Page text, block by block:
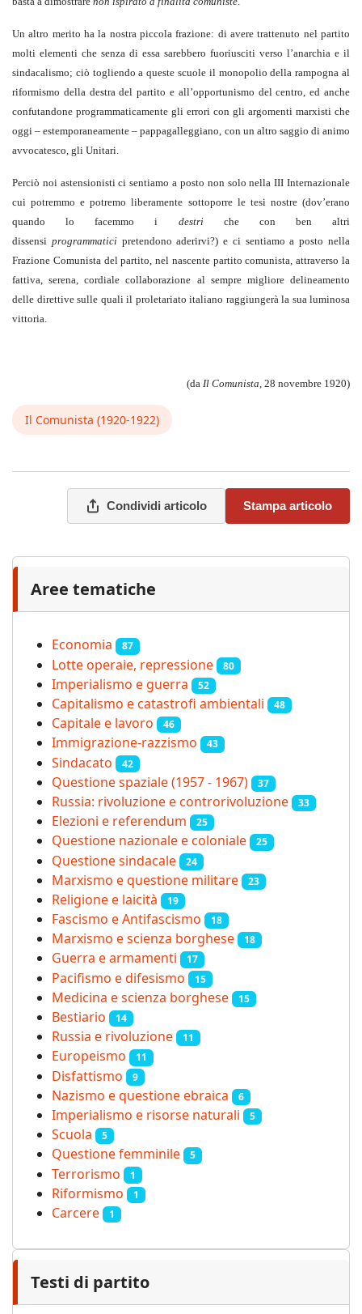
Un altro merito ha la nostra piccola frazione: di avere trattenuto nel partito
molti elementi che senza di essa sarebbero fuoriusciti verso l’anarchia e il
sindacalismo; ciò togliendo a queste scuole il monopolio della rampogna al
riformismo della destra del partito e all’opportunismo del centro, ed anche
confutandone programmaticamente gli errori con gli argomenti marxisti che
oggi – estemporaneamente – pappagalleggiano, con un altro saggio di animo
avvocatesco, gli Unitari.
Perciò noi astensionisti ci sentiamo a posto non solo nella III Internazionale
cui potremmo e potremo liberamente sottoporre le tesi nostre (dov’erano
quando lo facemmo i destri che con ben altri
dissensi programmatici pretendono aderirvi?) e ci sentiamo a posto nella
Frazione Comunista del partito, nel nascente partito comunista, attraverso la
fattiva, serena, cordiale collaborazione al sempre migliore delineamento
delle direttive sulle quali il proletariato italiano raggiungerà la sua luminosa
vittoria.
(da Il Comunista, 28 novembre 1920)
Il Comunista (1920-1922)
Condividi articolo Stampa articolo
Aree tematiche
Economia 87
Lotte operaie, repressione 80
Imperialismo e guerra 52
Capitalismo e catastrofi ambientali 48
Capitale e lavoro 46
Immigrazione-razzismo 43
Sindacato 42
Questione spaziale (1957 - 1967) 37
Russia: rivoluzione e controrivoluzione 33
Elezioni e referendum 25
Questione nazionale e coloniale 25
Questione sindacale 24
Marxismo e questione militare 23
Religione e laicità 19
Fascismo e Antifascismo 18
Marxismo e scienza borghese 18
Guerra e armamenti 17
Pacifismo e difesismo 15
Medicina e scienza borghese 15
Bestiario 14
Russia e rivoluzione 11
Europeismo 11
Disfattismo 9
Nazismo e questione ebraica 6
Imperialismo e risorse naturali 5
Scuola 5
Questione femminile 5
Terrorismo 1
Riformismo 1
Carcere 1
Testi di partito